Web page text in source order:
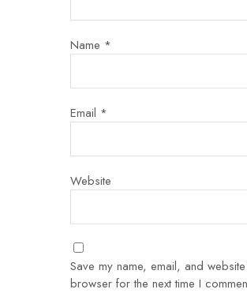
Name *
Email *
Website
Save my name, email, and
browser for the next time I